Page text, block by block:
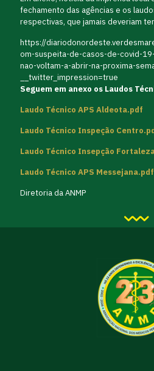
fechamento das agências e os
respectivas, que jamais deveriam
https://
om-suspeita-de-casos-de-covid-
nao-voltam-a-abrir-na-proxima-
__twitter_impression=true
Seguem em anexo os Laudos
Laudo Técnico APS Aldeota.pdf
Laudo Técnico Inspeção
Laudo Técnico Insepção
Laudo Técnico APS Messejana.pdf
Diretoria da ANMP